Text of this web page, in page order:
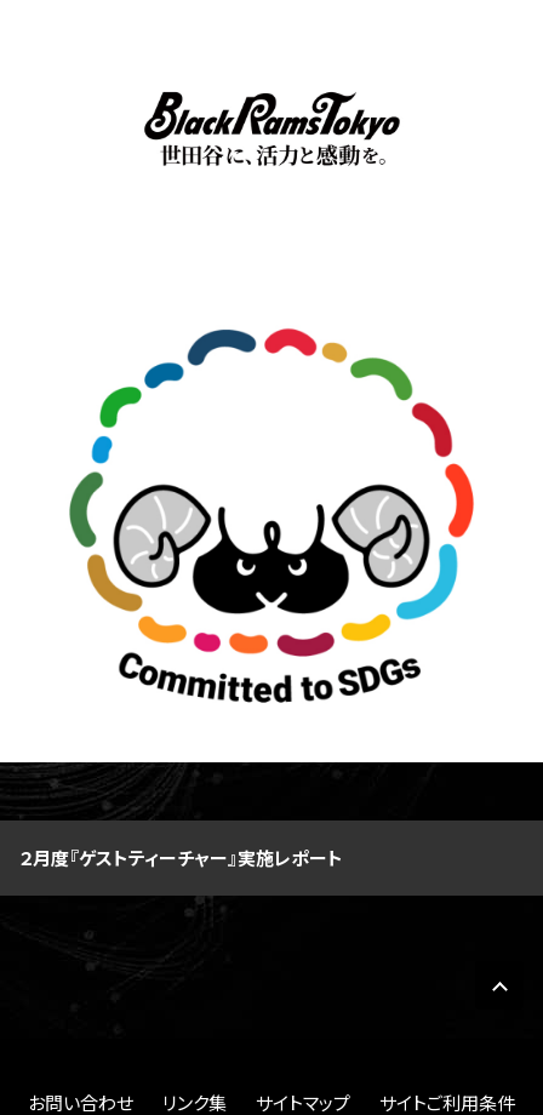
２月度『ゲストティーチャー』実施レポート
お問い合わせ リンク集 サイトマップ サイトご利用条件